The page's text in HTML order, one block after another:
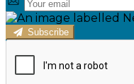
Subscribe